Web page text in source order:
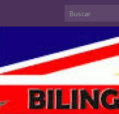
Search for: